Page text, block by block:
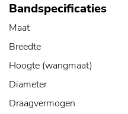
Bandspecificaties
Maat
Breedte
Hoogte (wangmaat)
Diameter
Draagvermogen